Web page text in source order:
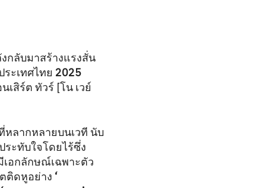
กลับมาสร้างแรงสั่น
ะเทศไทย 2025
เสิร์ต ทัวร์ [โน เวย์
หลากหลายบนเวที นับ
ระทับใจโดยไร้ซึ่ง
เอกลักษณ์เฉพาะตัว
ติดหูอย่าง ‘